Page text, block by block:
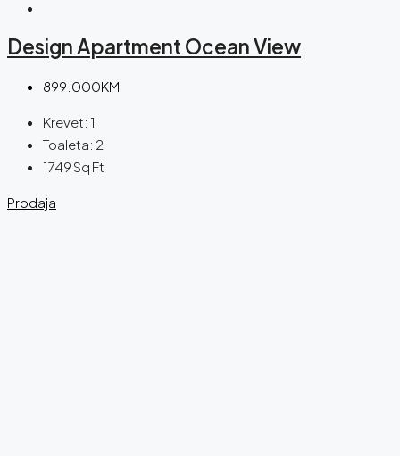
Design Apartment Ocean View
899.000KM
Krevet: 1
Toaleta: 2
1749Sq Ft
Prodaja